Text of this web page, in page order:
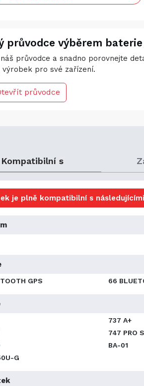
průvodce výběrem baterie
náš průvodce a snadno porovnejte
výrobek pro své zařízení.
průvodce
Kompatibilní s
je plně kompatibilní s
GPS 66
737 A+
747 PRO S
BA-01
G